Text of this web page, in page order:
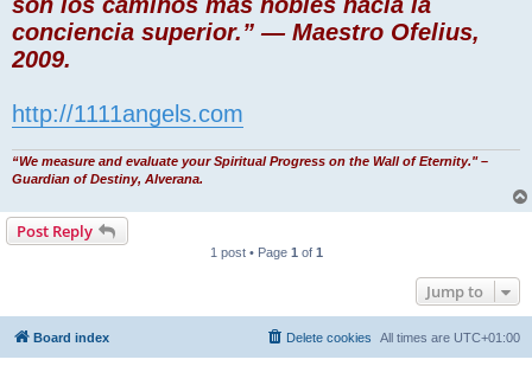
conciencia superior.” — Maestro Ofelius,
2009.
http://1111angels.com
“We measure and evaluate your Spiritual Progress on the Wall of Eternity." –
Guardian of Destiny, Alverana.
Post Reply
1 post • Page 1 of 1
Jump to
Board index All times are UTC+01:00
Delete cookies